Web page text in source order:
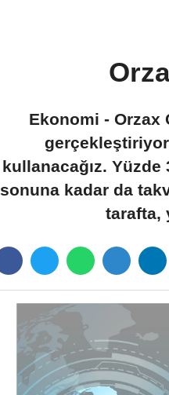
Ekonomi - Orzax
kullanacağız. Yüzde
sonuna kadar da
tarafta,